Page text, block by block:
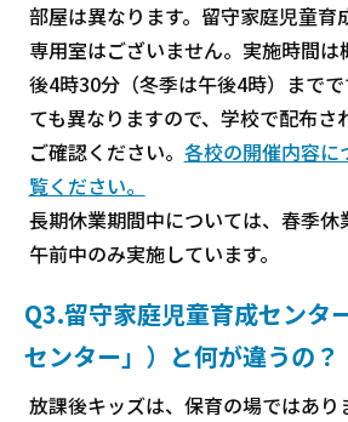
部屋は異なります。留守家庭児童育
専用室はございません。実施時間
後4時30分（冬季は午後4時）まで
ても異なりますので、学校で配布さ
ご確認ください。 各校の開催内容に
覧ください。
長期休業期間中については、春季休
午前中のみ実施しています。
Q3.留守家庭児童育成センタ
センター」）と何が違うの？
放課後キッズは、保育の場ではあ